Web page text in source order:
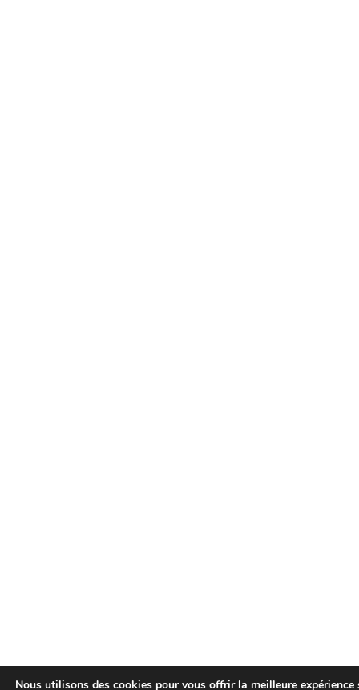
Nous utilisons des cookies pour vous offrir la meilleure expérience